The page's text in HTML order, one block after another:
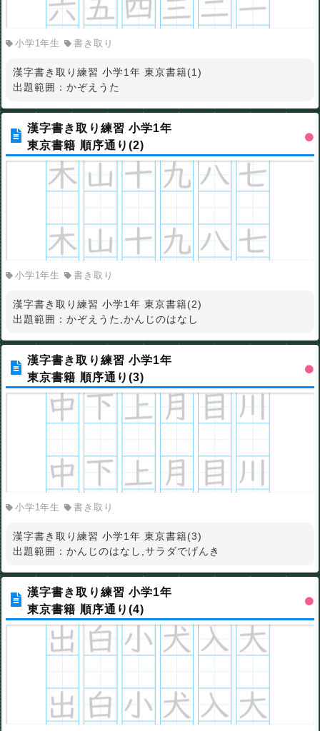
小学1年生 書き取り
漢字書き取り練習 小学1年 東京書籍(1)
出題範囲：かぞえうた
漢字書き取り練習 小学1年
東京書籍 順序通り(2)
小学1年生 書き取り
漢字書き取り練習 小学1年 東京書籍(2)
出題範囲：かぞえうた,かんじのはなし
漢字書き取り練習 小学1年
東京書籍 順序通り(3)
小学1年生 書き取り
漢字書き取り練習 小学1年 東京書籍(3)
出題範囲：かんじのはなし,サラダでげんき
漢字書き取り練習 小学1年
東京書籍 順序通り(4)